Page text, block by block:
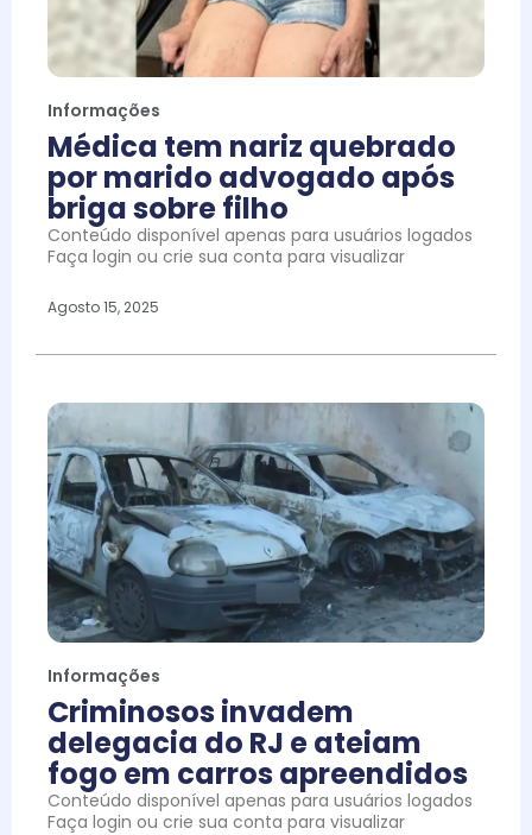
Informações
Médica tem nariz quebrado
por marido advogado após
briga sobre filho
Conteúdo disponível apenas para usuários logados
Faça login ou crie sua conta para visualizar
Agosto 15, 2025
Informações
Criminosos invadem
delegacia do RJ e ateiam
fogo em carros apreendidos
Conteúdo disponível apenas para usuários logados
Faça login ou crie sua conta para visualizar